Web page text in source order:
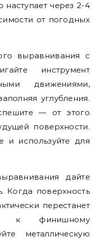
через 2-4
от погодных
выравнивания с
инструмент
движениями,
углубления.
— от этого
поверхности.
и используйте для
дайте
Когда поверхность
перестанет
к финишному
металлическую